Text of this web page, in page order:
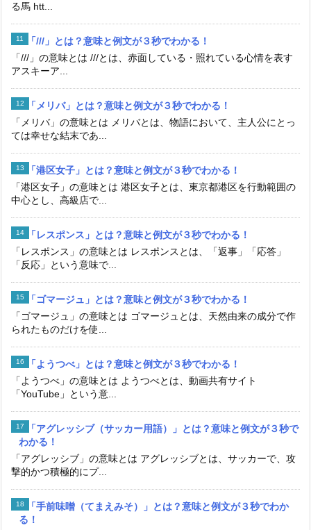
る馬 htt...
「///」とは？意味と例文が３秒でわかる！
「///」の意味とは ///とは、赤面している・照れている心情を表す
アスキーア...
「メリバ」とは？意味と例文が３秒でわかる！
「メリバ」の意味とは メリバとは、物語において、主人公にとっ
ては幸せな結末であ...
「港区女子」とは？意味と例文が３秒でわかる！
「港区女子」の意味とは 港区女子とは、東京都港区を行動範囲の
中心とし、高級店で...
「レスポンス」とは？意味と例文が３秒でわかる！
「レスポンス」の意味とは レスポンスとは、「返事」「応答」
「反応」という意味で...
「ゴマージュ」とは？意味と例文が３秒でわかる！
「ゴマージュ」の意味とは ゴマージュとは、天然由来の成分で作
られたものだけを使...
「ようつべ」とは？意味と例文が３秒でわかる！
「ようつべ」の意味とは ようつべとは、動画共有サイト
「YouTube」という意...
「アグレッシブ（サッカー用語）」とは？意味と例文が３秒で
わかる！
「アグレッシブ」の意味とは アグレッシブとは、サッカーで、攻
撃的かつ積極的にプ...
「手前味噌（てまえみそ）」とは？意味と例文が３秒でわか
る！